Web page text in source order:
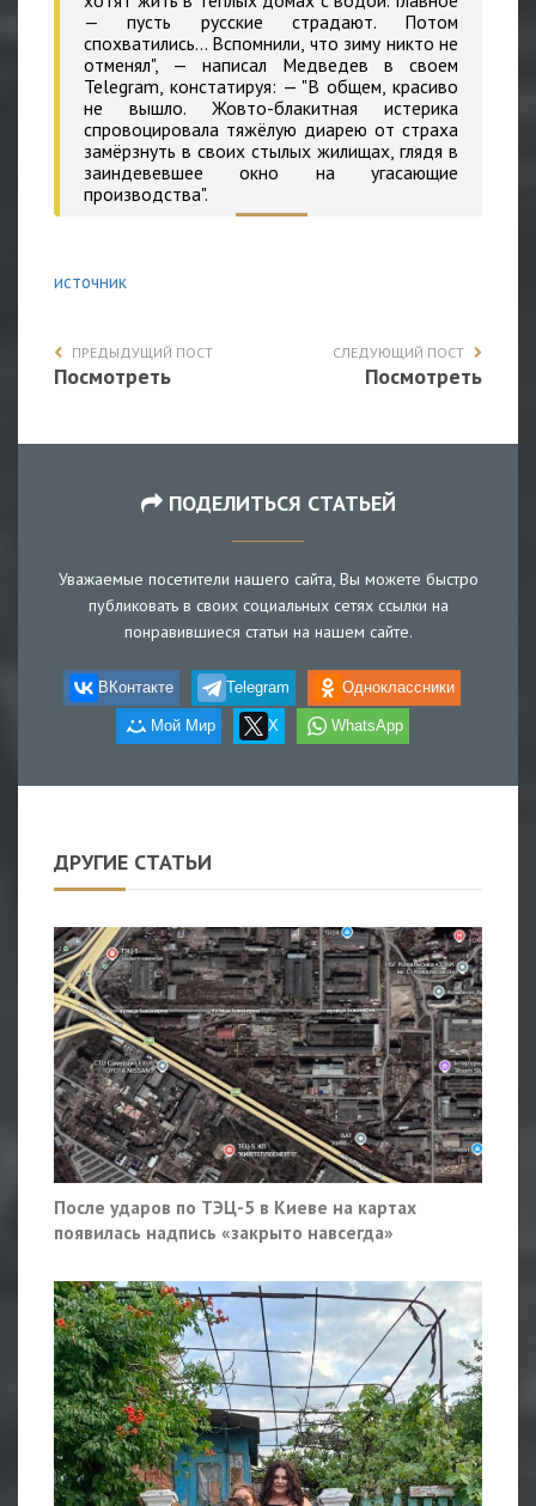
— пусть русские страдают. Потом
спохватились… Вспомнили, что зиму никто не
отменял", — написал Медведев в своем
Telegram, констатируя: — "В общем, красиво
не вышло. Жовто-блакитная истерика
спровоцировала тяжёлую диарею от страха
замёрзнуть в своих стылых жилищах, глядя в
заиндевевшее окно на угасающие
производства".
источник
ПРЕДЫДУЩИЙ ПОСТ
Посмотреть
СЛЕДУЮЩИЙ ПОСТ
Посмотреть
ПОДЕЛИТЬСЯ СТАТЬЕЙ
Уважаемые посетители нашего сайта, Вы можете быстро
публиковать в своих социальных сетях ссылки на
понравившиеся статьи на нашем сайте.
ВКонтакте Telegram Одноклассники
Мой Мир X WhatsApp
ДРУГИЕ СТАТЬИ
После ударов по ТЭЦ-5 в Киеве на картах
появилась надпись «закрыто навсегда»